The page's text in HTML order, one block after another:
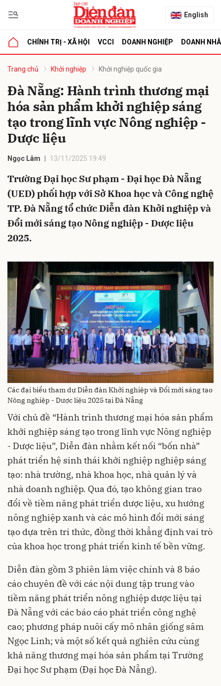
English
CHÍNH TRỊ - XÃ HỘI VCCI DOANH NGHIỆP DOANH
Trang chủ Khởi nghiệp Khởi nghiệp quốc gia
Đà Nẵng: Hành trình thương mại
hóa sản phẩm khởi nghiệp sáng
tạo trong lĩnh vực Nông nghiệp -
Dược liệu
Ngọc Lâm 13/11/2025 19:49
Trường Đại học Sư phạm - Đại học Đà Nẵng
(UED) phối hợp với Sở Khoa học và Công nghệ
TP. Đà Nẵng tổ chức Diễn đàn Khởi nghiệp và
Đổi mới sáng tạo Nông nghiệp - Dược liệu
2025.
Các đại biểu tham dự Diễn đàn Khởi nghiệp và Đổi mới sáng tạo
Nông nghiệp - Dược liệu 2025 tại Đà Nẵng
Với chủ đề “Hành trình thương mại hóa sản phẩm
khởi nghiệp sáng tạo trong lĩnh vực Nông nghiệp
- Dược liệu”, Diễn đàn nhằm kết nối “bốn nhà”
phát triển hệ sinh thái khởi nghiệp nghiệp sáng
tạo: nhà trường, nhà khoa học, nhà quản lý và
nhà doanh nghiệp. Qua đó, tạo không gian trao
đổi về tiềm năng phát triển dược liệu, xu hướng
nông nghiệp xanh và các mô hình đổi mới sáng
tạo dựa trên tri thức, đồng thời khẳng định vai trò
của khoa học trong phát triển kinh tế bền vững.
Diễn đàn gồm 3 phiên làm việc chính và 8 báo
cáo chuyên đề với các nội dung tập trung vào
tiềm năng phát triển nông nghiệp dược liệu tại
Đà Nẵng với các báo cáo phát triển công nghệ
cao; phương pháp nuôi cấy mô nhân giống sâm
Ngọc Linh; và một số kết quả nghiên cứu cùng
khả năng thương mại hóa sản phẩm tại Trường
Đại học Sư phạm (Đại học Đà Nẵng).
luận